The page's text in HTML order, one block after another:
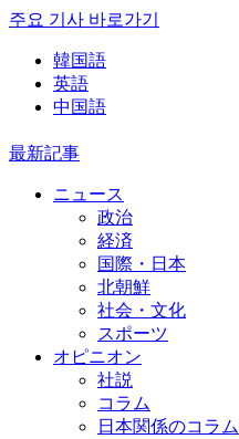
주요 기사 바로가기
韓国語
英語
中国語
最新記事
ニュース
政治
経済
国際・日本
北朝鮮
社会・文化
スポーツ
オピニオン
社説
コラム
日本関係のコラム